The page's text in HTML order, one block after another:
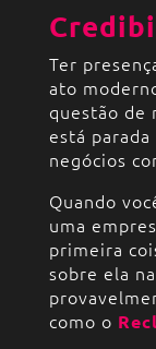
Ter
ato
questão de
está
negócios
Quando
uma
primeira
sobre ela
como o